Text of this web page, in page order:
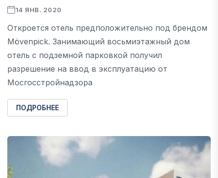
14 ЯНВ. 2020
Откроется отель предположительно под брендом
Mövenpick. Занимающий восьмиэтажный дом
отель с подземной парковкой получил
разрешение на ввод в эксплуатацию от
Мосгосстройнадзора
ПОДРОБНЕЕ